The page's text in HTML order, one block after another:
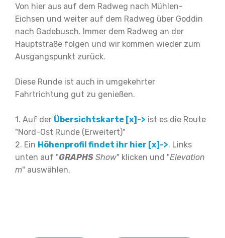
Von hier aus auf dem Radweg nach Mühlen-
Eichsen und weiter auf dem Radweg über Goddin
nach Gadebusch. Immer dem Radweg an der
Hauptstraße folgen und wir kommen wieder zum
Ausgangspunkt zurück.
Diese Runde ist auch in umgekehrter
Fahrtrichtung gut zu genießen.
1. Auf der Übersichtskarte [x]-> ist es die Route
"Nord-Ost Runde (Erweitert)"
2. Ein Höhenprofil findet ihr hier [x]->. Links
unten auf "GRAPHS Show" klicken und "Elevation
m" auswählen.